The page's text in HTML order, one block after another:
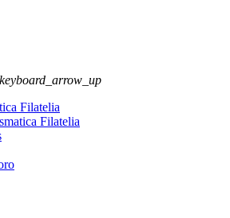
keyboard_arrow_up
Filatelia
Filatelia